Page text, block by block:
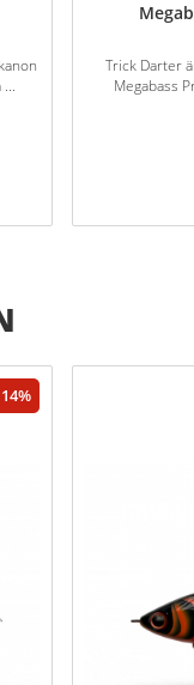
Trick Darter
Megabass
14